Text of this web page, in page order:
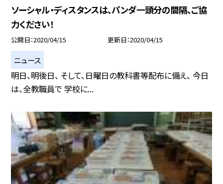
ソーシャル・ディスタンスは、パンダ一頭分の間隔、ご協
力ください！
公開日 2020/04/15 更新日 2020/04/15
ニュース
明日、明後日、 そして、日曜日の教科書等配布に備え、 今日
は、全教職員で 学校に...